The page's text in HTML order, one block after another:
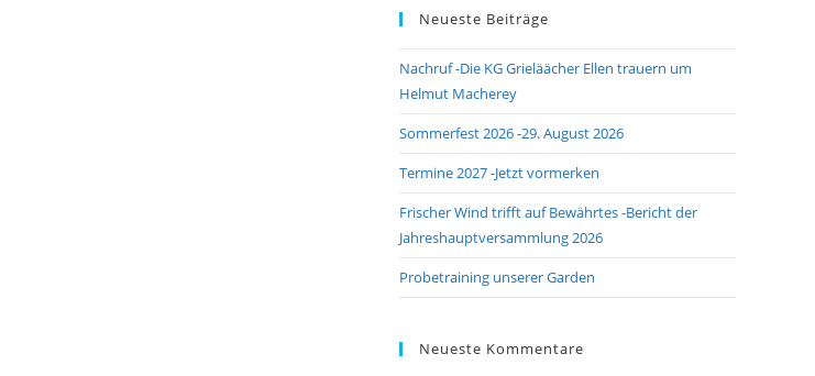
Neueste Beiträge
Nachruf -Die KG Grieläächer Ellen trauern um
Helmut Macherey
Sommerfest 2026 -29. August 2026
Termine 2027 -Jetzt vormerken
Frischer Wind trifft auf Bewährtes -Bericht der
Jahreshauptversammlung 2026
Probetraining unserer Garden
Neueste Kommentare